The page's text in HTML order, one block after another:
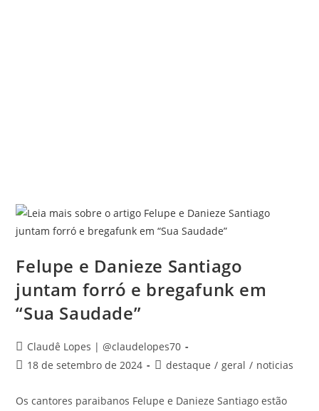
Felupe e Danieze Santiago
juntam forró e bregafunk em
“Sua Saudade”
Claudê Lopes | @claudelopes70
18 de setembro de 2024
destaque / geral / noticias
Os cantores paraibanos Felupe e Danieze Santiago estão